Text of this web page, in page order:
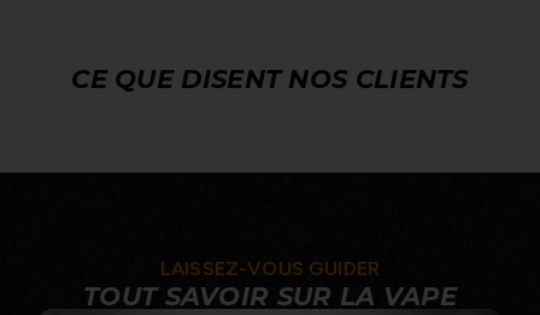
CE QUE DISENT NOS CLIENTS
LAISSEZ-VOUS GUIDER
TOUT SAVOIR SUR LA VAPE